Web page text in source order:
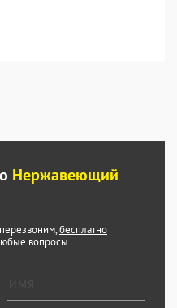
Нержавеющий
бесплатно
вопросы.